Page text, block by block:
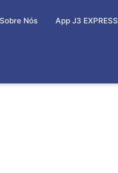
Sobre Nós App J3 EXPRESS